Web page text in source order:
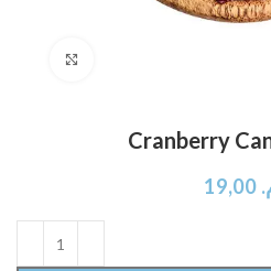
Cranberry
19,00